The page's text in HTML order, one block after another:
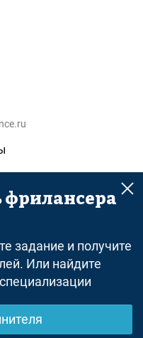
фрилансера
задание и получите
Или найдите